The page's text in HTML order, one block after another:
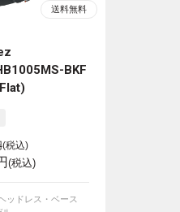
BKF
(税込)
(税込)
ッドレス・ベース